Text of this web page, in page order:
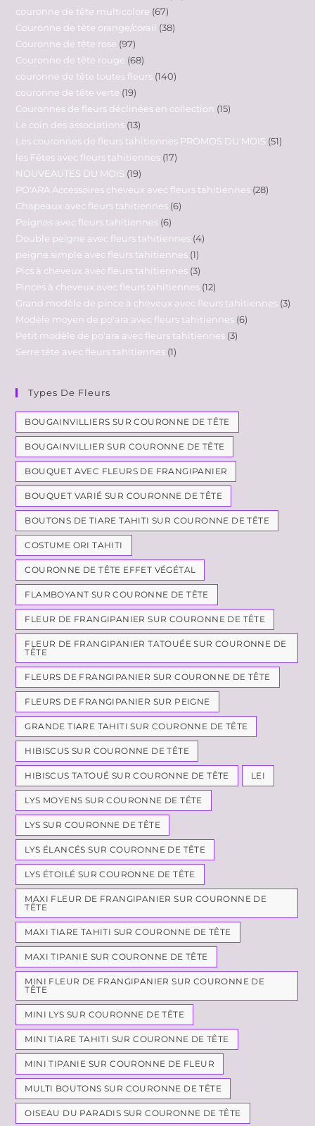
couronne de tête multicolore 67
Couronne de tête orange/corail 38
Couronne de tête rose 97
Couronne de tête rouge 68
couronne de tête toutes fleurs 140
couronne de tête verte 19
Couronnes de fleurs déclinées en collection 15
Le coin des associations 13
Les couronnes de fleurs tahitiennes PROMOS DU MOIS 51
les Fêtes avec fleurs tahitiennes 17
NOUVEAUTES DU MOIS 19
PO'ARA Accessoires cheveux avec fleurs tahitiennes 28
Chapeaux avec fleurs tahitiennes 6
Peignes avec fleurs tahitiennes 6
Double peigne avec fleurs tahitiennes 4
peigne simple avec fleurs tahitiennes 1
Pics à cheveux avec fleurs tahitiennes 3
Pinces à cheveux avec fleurs tahitiennes 12
Grand modèle de pince à cheveux avec fleurs tahitiennes 3
Modèle moyen de po'ara avec fleurs tahitiennes 6
Petit modèle de po'ara avec fleurs tahitiennes 3
Serre tête avec fleurs tahitiennes 1
Types De Fleurs
BOUGAINVILLIERS SUR COURONNE DE TÊTE
BOUGAINVILLIER SUR COURONNE DE TÊTE
BOUQUET AVEC FLEURS DE FRANGIPANIER
BOUQUET VARIÉ SUR COURONNE DE TÊTE
BOUTONS DE TIARE TAHITI SUR COURONNE DE TÊTE
COSTUME ORI TAHITI
COURONNE DE TÊTE EFFET VÉGÉTAL
FLAMBOYANT SUR COURONNE DE TÊTE
FLEUR DE FRANGIPANIER SUR COURONNE DE TÊTE
FLEUR DE FRANGIPANIER TATOUÉE SUR COURONNE DE
TÊTE
FLEURS DE FRANGIPANIER SUR COURONNE DE TÊTE
FLEURS DE FRANGIPANIER SUR PEIGNE
GRANDE TIARE TAHITI SUR COURONNE DE TÊTE
HIBISCUS SUR COURONNE DE TÊTE
HIBISCUS TATOUÉ SUR COURONNE DE TÊTE LEI
LYS MOYENS SUR COURONNE DE TÊTE
LYS SUR COURONNE DE TÊTE
LYS ÉLANCÉS SUR COURONNE DE TÊTE
LYS ÉTOILÉ SUR COURONNE DE TÊTE
MAXI FLEUR DE FRANGIPANIER SUR COURONNE DE
TÊTE
MAXI TIARE TAHITI SUR COURONNE DE TÊTE
MAXI TIPANIE SUR COURONNE DE TÊTE
MINI FLEUR DE FRANGIPANIER SUR COURONNE DE
TÊTE
MINI LYS SUR COURONNE DE TÊTE
MINI TIARE TAHITI SUR COURONNE DE TÊTE
MINI TIPANIE SUR COURONNE DE FLEUR
MULTI BOUTONS SUR COURONNE DE TÊTE
OISEAU DU PARADIS SUR COURONNE DE TÊTE